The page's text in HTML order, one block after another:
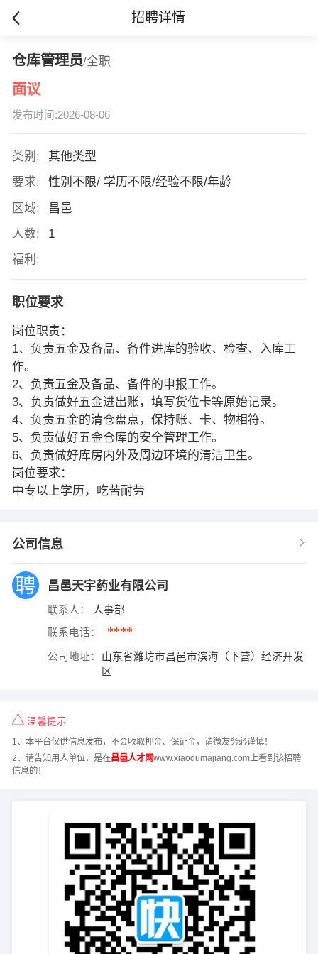
招聘详情
仓库管理员/全职
面议
发布时间:2026-08-06
类别:
其他类型
要求:
性别不限/ 学历不限/经验不限/年龄
区域:
昌邑
人数:
1
福利:
职位要求
岗位职责：
1、负责五金及备品、备件进库的验收、检查、入库工
作。
2、负责五金及备品、备件的申报工作。
3、负责做好五金进出账，填写货位卡等原始记录。
4、负责五金的清仓盘点，保持账、卡、物相符。
5、负责做好五金仓库的安全管理工作。
6、负责做好库房内外及周边环境的清洁卫生。
岗位要求：
中专以上学历，吃苦耐劳
公司信息
昌邑天宇药业有限公司
联系人： 人事部
联系电话： ****
公司地址：
山东省潍坊市昌邑市滨海（下营）经济开发
区
温馨提示
1、本平台仅供信息发布，不会收取押金、保证金，请微友务必谨慎！
2、请告知用人单位，是在昌邑人才网www.xiaoqumajiang.com上看到该招聘
信息的！